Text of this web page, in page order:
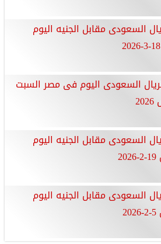
السعودى مقابل الجنيه اليوم
السعودى اليوم فى مصر السبت
السعودى مقابل الجنيه اليوم
السعودى مقابل الجنيه اليوم